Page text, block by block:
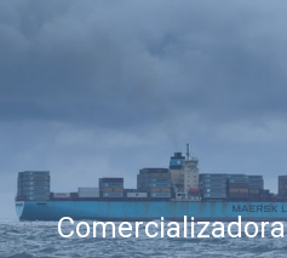
Comercializadora